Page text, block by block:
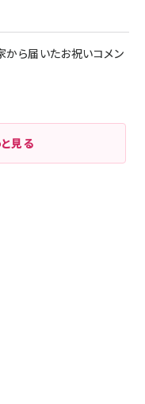
ら届いたお祝いコメン
見る